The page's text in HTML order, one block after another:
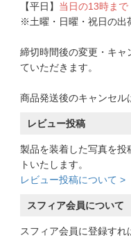
【平日】 当日の13時まで
※土曜・日曜・祝日の出
締切時間後の変更・キ
ていただきます。
商品発送後のキャンセル
レビュー投稿
製品を装着した写真を投
トいたします。
レビュー投稿について >
スフィア会員について
スフィア会員に登録す